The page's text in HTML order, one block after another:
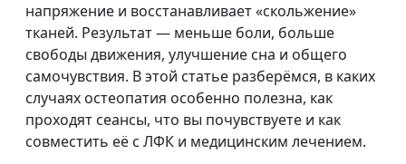
напряжение и восстанавливает «скольжение»
тканей. Результат — меньше боли, больше
свободы движения, улучшение сна и общего
самочувствия. В этой статье разберёмся, в каких
случаях остеопатия особенно полезна, как
проходят сеансы, что вы почувствуете и как
совместить её с ЛФК и медицинским лечением.